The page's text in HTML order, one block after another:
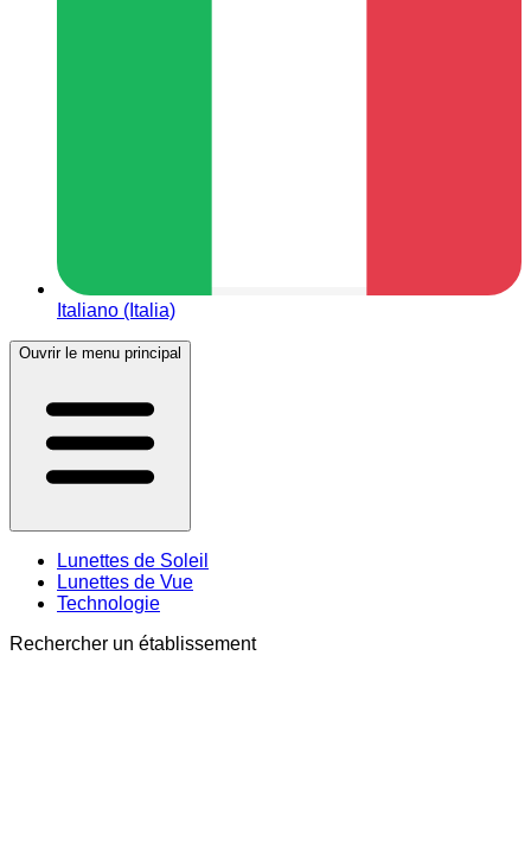
Italiano (Italia)
Ouvrir le menu principal
Lunettes de Soleil
Lunettes de Vue
Technologie
Rechercher un établissement